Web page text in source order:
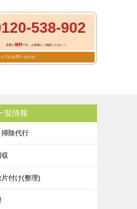
538-902
見積り無料です。お気軽にご相談ください！
でのお問い合わせ
覧情報
掃除代行
片付け(整理)